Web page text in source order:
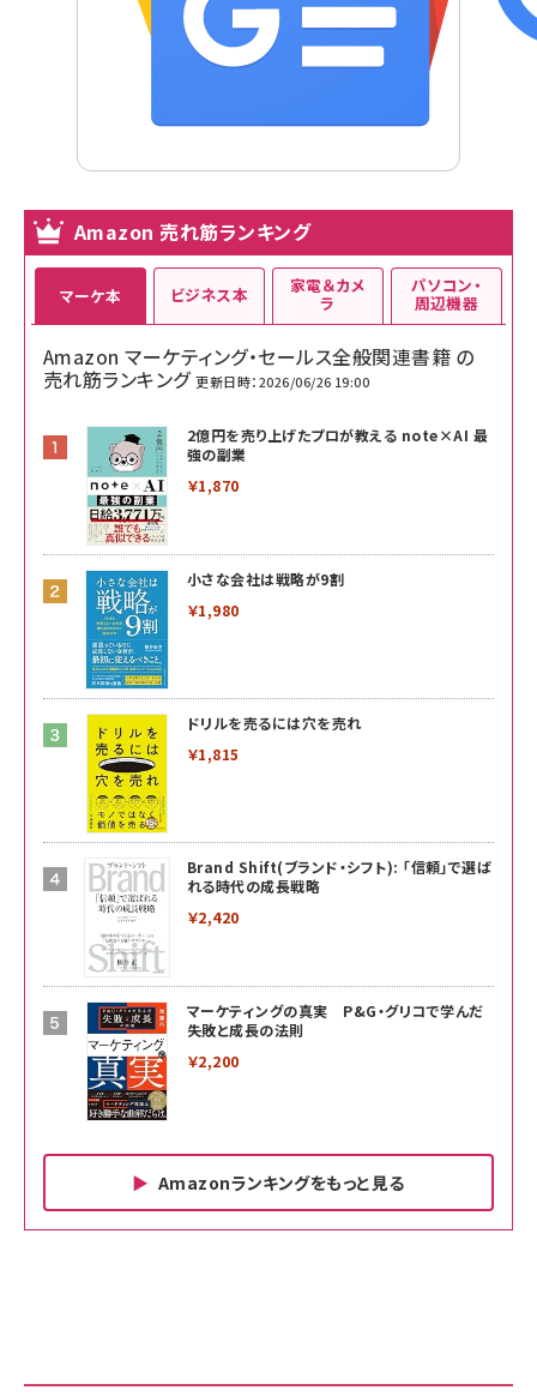
Amazon 売れ筋ランキング
マーケ本
Amazon マーケティング・セールス全般関連書籍 の
売れ筋ランキング 更新日時：2026/06/26 19:00
2億円を売り上げたプロが教える note×AI 最
強の副業
￥1,870
小さな会社は戦略が9割
￥1,980
ドリルを売るには穴を売れ
￥1,815
Brand Shift(ブランド・シフト): 「信頼」で選ば
れる時代の成長戦略
￥2,420
マーケティングの真実 P&G・グリコで学んだ
失敗と成長の法則
￥2,200
Amazonランキングをもっと見る
ビジネス本
￥880
家電＆カメ
ラ
サポート正規品 メーカー保証5年 KLMEA128G
パソコン・
周辺機器
サポート正規品 メーカー保証5年 KLMEA128G